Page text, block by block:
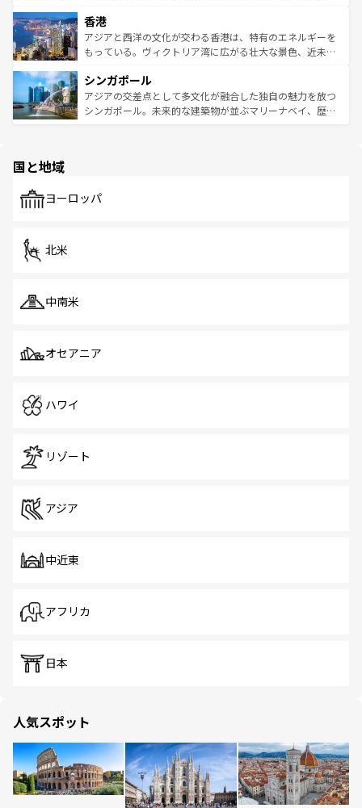
とつ。フォーやバインミー、ベトナムコーヒーなどは、ぜ
ひ現地で味わいたい。どの地域を訪れてもあたたかい人々
が旅行者を迎えてくれるので、きっと忘れられない旅にな
参照してほしい。
の活気が交差している。北部ではチェンマイなどの山岳地
帯で自然と触れ合い、南部ではプーケットやクラビの美し
いビーチでリゾート気分を楽しむことができる。タイ料理
激する。気候は一年中温暖で、どの季節にも異なる楽しみ
が待っている。親しみやすいタイの人々、仏教を中心とし
た文化、そして多様な観光資源が、訪れる旅人を魅了し続
香港
アジアと西洋の文化が交わる香港は、特有のエネルギーを
もっている。ヴィクトリア湾に広がる壮大な景色、近未来
み、どこを訪れても感動するはず。観光スポットが密集し
ており、効率よく見どころを回れるのも魅力。息をのむよ
うな絶景から文化的な体験まで、香港を存分に楽しみ尽く
シンガポール
アジアの交差点として多文化が融合した独自の魅力を放つ
シンガポール。未来的な建築物が並ぶマリーナベイ、歴史
で、ホーカーズは地元の風情を楽しめる外せないスポット
国と地域
ヨーロッパ
北米
中南米
オセアニア
ハワイ
リゾート
アジア
中近東
アフリカ
日本
人気スポット